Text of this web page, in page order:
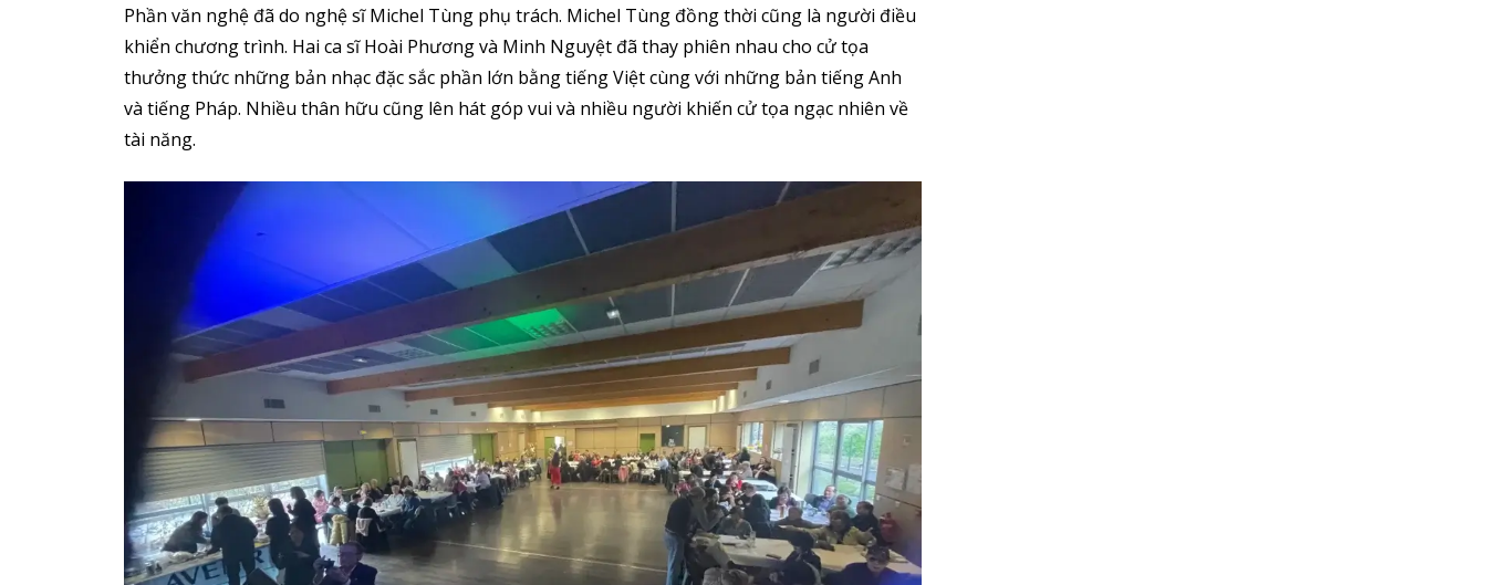
Phần văn nghệ đã do nghệ sĩ Michel Tùng phụ trách. Michel Tùng đồng thời cũng là người điều
khiển chương trình. Hai ca sĩ Hoài Phương và Minh Nguyệt đã thay phiên nhau cho cử tọa
thưởng thức những bản nhạc đặc sắc phần lớn bằng tiếng Việt cùng với những bản tiếng Anh
và tiếng Pháp. Nhiều thân hữu cũng lên hát góp vui và nhiều người khiến cử tọa ngạc nhiên về
tài năng.